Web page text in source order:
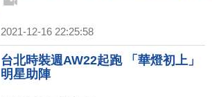
2021-12-16 22:25:58
台北時裝週AW22起跑 「華燈初上」
明星助陣